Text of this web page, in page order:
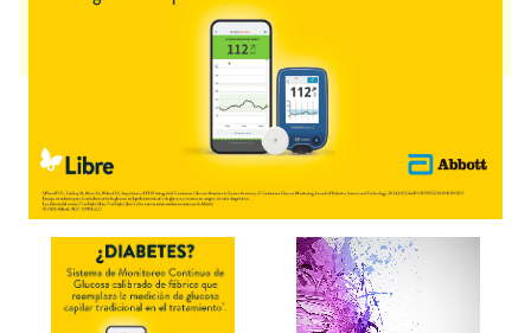
Algunas presentaciones cuentan con cobertura PAMI.
Otros productos conlosartán
Otros productos deLaboratorios Bernabó